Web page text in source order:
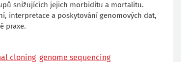
snižujících jejich morbiditu a mortalitu.
interpretace a poskytování genomových dat,
praxe.
cloning genome sequencing